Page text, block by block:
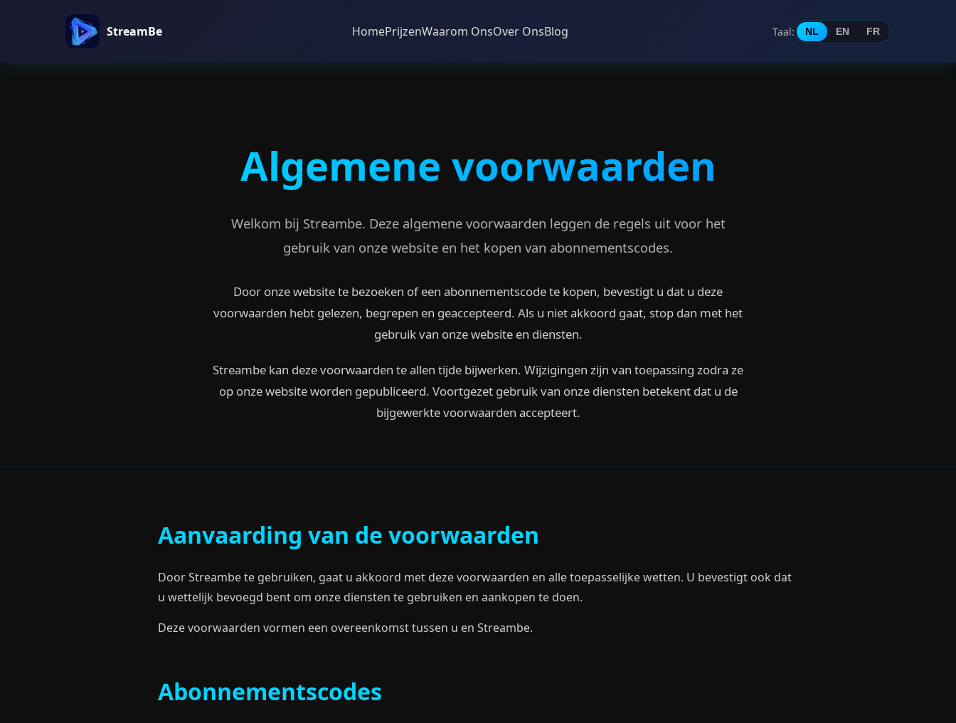
StreamBe HomePrijzenWaarom OnsOver OnsBlog Taal: NL EN FR
Algemene voorwaarden
Welkom bij Streambe. Deze algemene voorwaarden leggen de regels uit voor het
gebruik van onze website en het kopen van abonnementscodes.
Door onze website te bezoeken of een abonnementscode te kopen, bevestigt u dat u deze
voorwaarden hebt gelezen, begrepen en geaccepteerd. Als u niet akkoord gaat, stop dan met het
gebruik van onze website en diensten.
Streambe kan deze voorwaarden te allen tijde bijwerken. Wijzigingen zijn van toepassing zodra ze
op onze website worden gepubliceerd. Voortgezet gebruik van onze diensten betekent dat u de
bijgewerkte voorwaarden accepteert.
Aanvaarding van de voorwaarden
Door Streambe te gebruiken, gaat u akkoord met deze voorwaarden en alle toepasselijke wetten. U bevestigt ook dat
u wettelijk bevoegd bent om onze diensten te gebruiken en aankopen te doen.
Deze voorwaarden vormen een overeenkomst tussen u en Streambe.
Abonnementscodes